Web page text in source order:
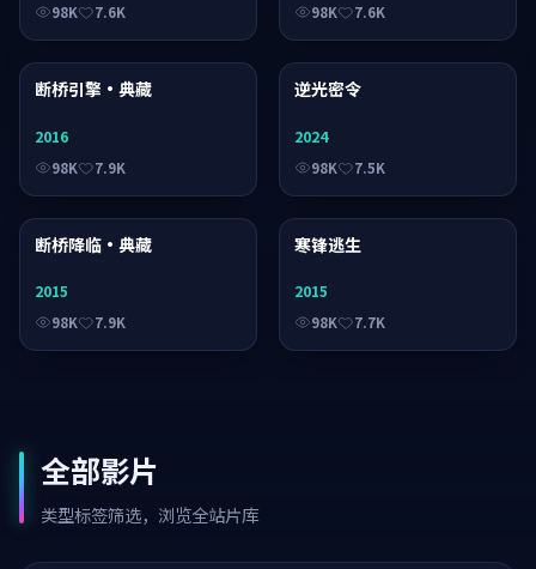
98K 7.6K 98K 7.6K
断桥引擎·典藏
2016
98K 7.9K
逆光密令
2024
98K 7.5K
断桥降临·典藏
2015
98K 7.9K
寒锋逃生
2015
98K 7.7K
全部影片
类型标签筛选，浏览全站片库